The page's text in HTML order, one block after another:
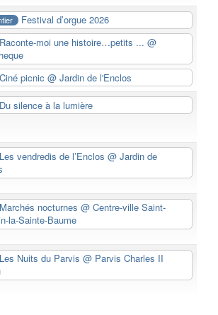
Festival d’orgue 2026
Raconte-moi une histoire…petits ... @
Ciné picnic @ Jardin de l'Enclos
Du silence à la lumière
Les vendredis de l’Enclos @ Jardin de
Marchés nocturnes @ Centre-ville Saint-
la-Sainte-Baume
Les Nuits du Parvis @ Parvis Charles II